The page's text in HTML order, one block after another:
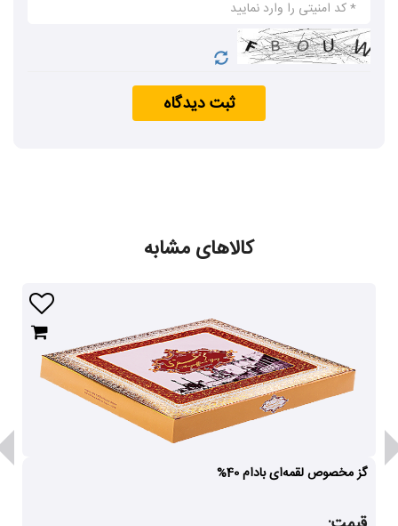
نگهداری گز های آردی ضروری است
زمستان ترجیحاً گز را­­ در اتاق فاقد وسایل
نبات و پولکی
ثبت دیدگاه
کالاهای مشابه
گز مخصوص لقمه‌ای بادام 40%